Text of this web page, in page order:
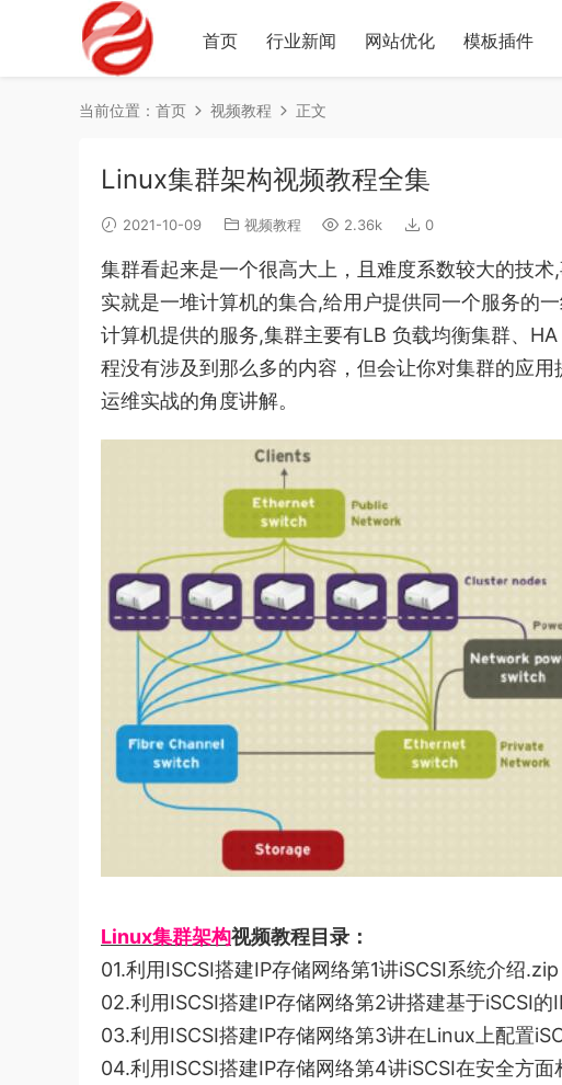
首页 行业新闻 网站优化 模板插件
当前位置： 首页 视频教程 正文
Linux集群架构视频教程全集
2021-10-09 视频教程 2.36k 0
集群看起来是一个很高大上，且难度系数较大的技
实就是一堆计算机的集合,给用户提供同一个服务的
计算机提供的服务,集群主要有LB 负载均衡集群、
程没有涉及到那么多的内容，但会让你对集群的应
运维实战的角度讲解。
Linux集群架构视频教程目录：
01.利用ISCSI搭建IP存储网络第1讲iSCSI系统介绍
02.利用ISCSI搭建IP存储网络第2讲搭建基于iSCSI
03.利用ISCSI搭建IP存储网络第3讲在Linux上配置
04.利用ISCSI搭建IP存储网络第4讲iSCSI在安全方